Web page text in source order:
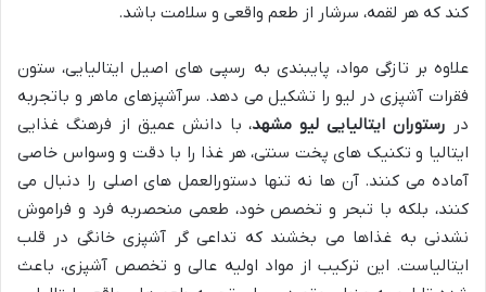
کند که هر لقمه، سرشار از طعم واقعی و سلامت باشد.
علاوه بر تازگی مواد، پایبندی به رسپی های اصیل ایتالیایی، ستون
فقرات آشپزی در لیو را تشکیل می دهد. سرآشپزهای ماهر و باتجربه
در رستوران ایتالیایی لیو مشهد، با دانش عمیق از فرهنگ غذایی
ایتالیا و تکنیک های پخت سنتی، هر غذا را با دقت و وسواس خاصی
آماده می کنند. آن ها نه تنها دستورالعمل های اصلی را دنبال می
کنند، بلکه با تبحر و تخصص خود، طعمی منحصربه فرد و فراموش
نشدنی به غذاها می بخشند که تداعی گر آشپزی خانگی در قلب
ایتالیاست. این ترکیب از مواد اولیه عالی و تخصص آشپزی، باعث